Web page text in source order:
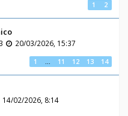
1 2
20/03/2026, 15:37
1 … 11 12 13 14
14/02/2026, 8:14